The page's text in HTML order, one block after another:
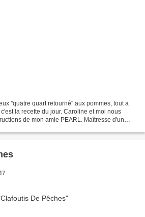
''quatre quart retourné'' aux pommes, tout a
la recette du jour. Caroline et moi nous
de mon amie PEARL. Maîtresse d'un